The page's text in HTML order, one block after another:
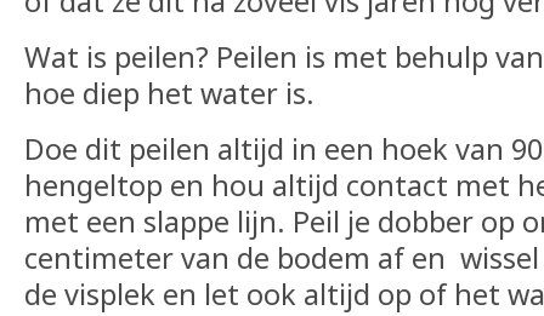
Wat is peilen? Peilen is met behulp
hoe diep het water is.
Doe dit peilen altijd in een hoek van
hengeltop en hou altijd contact met
met een slappe lijn. Peil je dobber op
centimeter van de bodem af en
de visplek en let ook altijd op of het